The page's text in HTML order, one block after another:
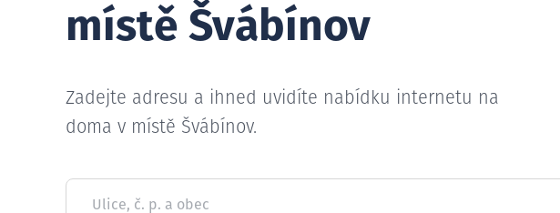
místě Švábínov
Zadejte adresu a ihned uvidíte nabídku internetu na
doma v místě Švábínov.
Ulice, č. p. a obec